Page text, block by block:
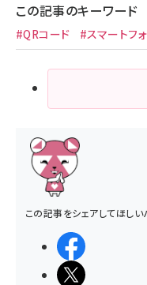
この記事のキーワード
#QRコード #スマートフ
この記事をシェアしてほしい